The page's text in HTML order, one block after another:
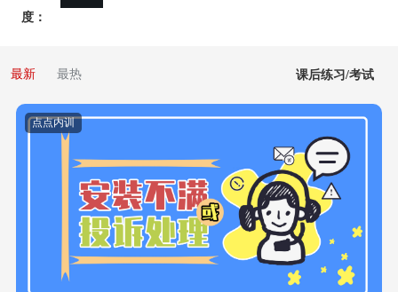
度：
最新 最热 课后练习/考试
点点内训